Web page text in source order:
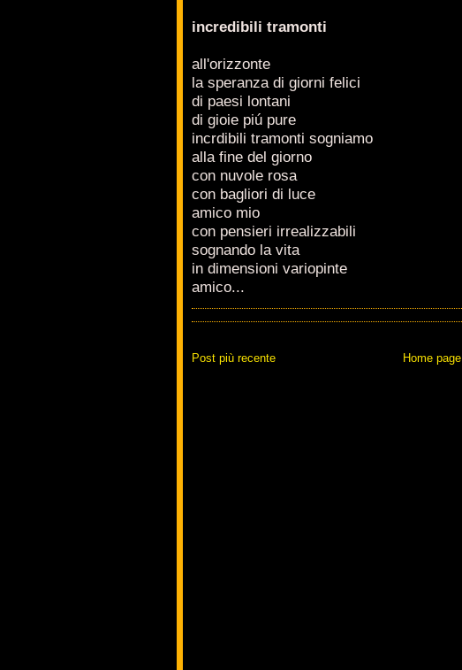
incredibili tramonti
all'orizzonte
la speranza di giorni felici
di paesi lontani
di gioie piú pure
incrdibili tramonti sogniamo
alla fine del giorno
con nuvole rosa
con bagliori di luce
amico mio
con pensieri irrealizzabili
sognando la vita
in dimensioni variopinte
amico...
Post più recente Home page